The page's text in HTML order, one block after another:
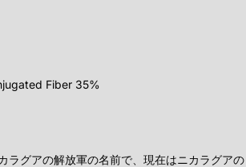
Fiber 35%
ラグアの解放軍の名前で、現在はニカラグアの